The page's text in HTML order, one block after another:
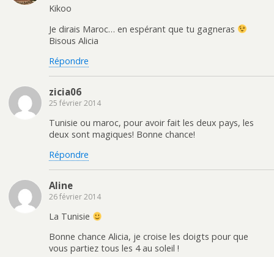
Kikoo
Je dirais Maroc… en espérant que tu gagneras
Bisous Alicia
Répondre
zicia06
25 février 2014
Tunisie ou maroc, pour avoir fait les deux pays, les
deux sont magiques! Bonne chance!
Répondre
Aline
26 février 2014
La Tunisie
Bonne chance Alicia, je croise les doigts pour que
vous partiez tous les 4 au soleil !